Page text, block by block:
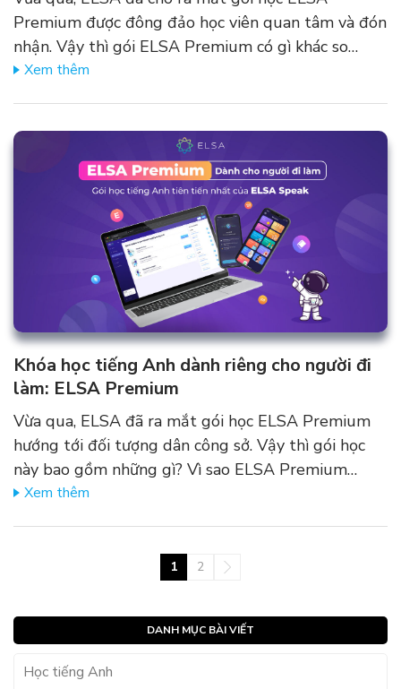
Premium được đông đảo học viên quan tâm và đón
nhận. Vậy thì gói ELSA Premium có gì khác so…
Xem thêm
Khóa học tiếng Anh dành riêng cho người đi
làm: ELSA Premium
Vừa qua, ELSA đã ra mắt gói học ELSA Premium
hướng tới đối tượng dân công sở. Vậy thì gói học
này bao gồm những gì? Vì sao ELSA Premium…
Xem thêm
1 2
DANH MỤC BÀI VIẾT
Học tiếng Anh